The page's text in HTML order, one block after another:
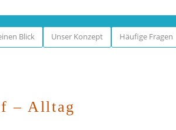
Start Zweckverband
Blick Unser Konzept Häufige Fragen
– Alltag